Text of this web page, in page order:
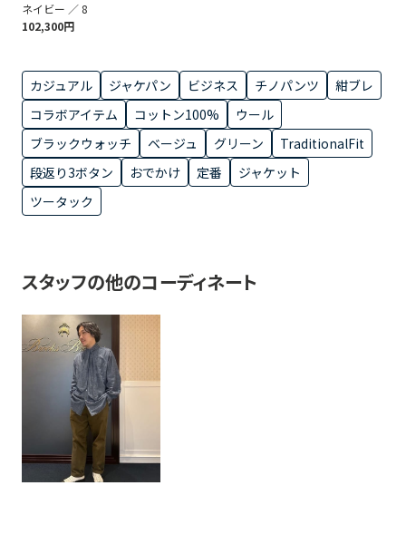
ネイビー ／ 8
102,300円
カジュアル ジャケパン ビジネス チノパンツ
紺ブレ
コラボアイテム
コットン100%
ウール
ブラックウォッチ
ベージュ グリーン
TraditionalFit
段返り3ボタン
おでかけ 定番
ジャケット
ツータック
スタッフの他のコーディネート